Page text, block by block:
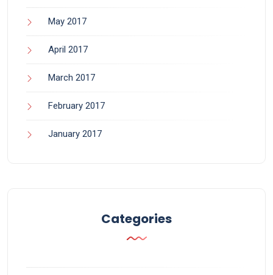
May 2017
April 2017
March 2017
February 2017
January 2017
Categories